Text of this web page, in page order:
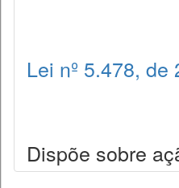
Lei nº 5.478,
Dispõe sobre